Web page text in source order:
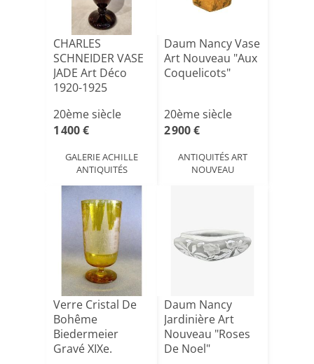
CHARLES
SCHNEIDER VASE
JADE Art Déco
1920-1925
20ème siècle
1 400 €
GALERIE ACHILLE
ANTIQUITÉS
Daum Nancy Vase
Art Nouveau "Aux
Coquelicots"
20ème siècle
2 900 €
ANTIQUITÉS ART
NOUVEAU
Verre Cristal De
Bohême
Biedermeier
Gravé XIXe.
Daum Nancy
Jardinière Art
Nouveau "Roses
De Noel"